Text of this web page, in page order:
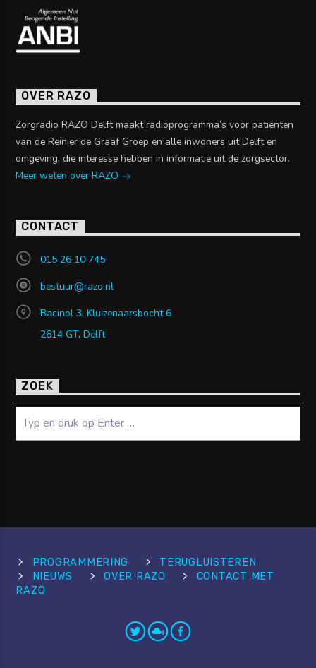
OVER RAZO
Zorgradio RAZO Delft maakt radioprogramma’s voor patiënten
van de Reinier de Graaf Groep en alle inwoners uit Delft en
omgeving, die interesse hebben in informatie uit de zorgsector.
Meer weten over RAZO
CONTACT
015 26 10 745
bestuur@razo.nl
Bacinol 3, Kluizenaarsbocht 6
2614 GT, Delft
ZOEK
PROGRAMMERING
TERUGLUISTEREN
NIEUWS
OVER RAZO
CONTACT MET
RAZO